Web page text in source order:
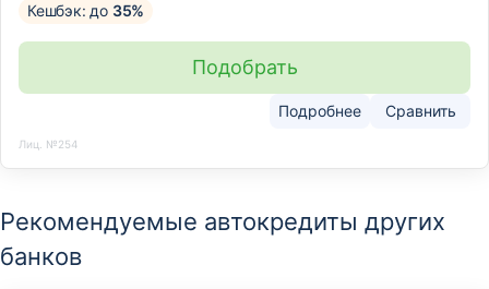
Кешбэк: до 35%
Подробнее Сравнить
Подобрать
Лиц. №254
Рекомендуемые автокредиты других
банков